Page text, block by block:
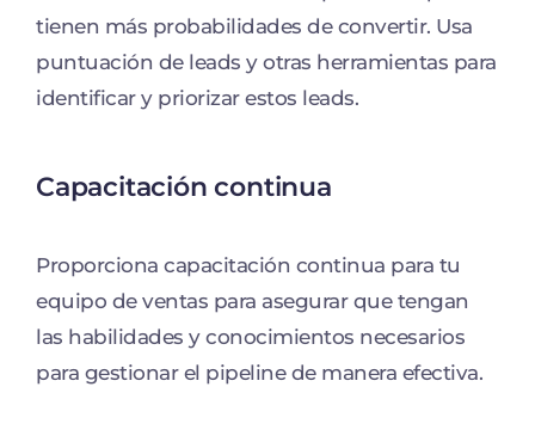
tienen más probabilidades de convertir. Usa
puntuación de leads y otras herramientas para
identificar y priorizar estos leads.
Capacitación continua
Proporciona capacitación continua para tu
equipo de ventas para asegurar que tengan
las habilidades y conocimientos necesarios
para gestionar el pipeline de manera efectiva.